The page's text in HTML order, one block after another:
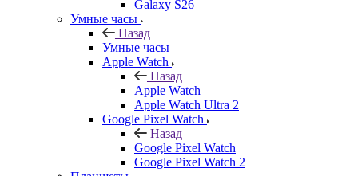
Galaxy S26
Умные часы
Назад
Умные часы
Apple Watch
Назад
Apple Watch
Apple Watch Ultra 2
Google Pixel Watch
Назад
Google Pixel Watch
Google Pixel Watch 2